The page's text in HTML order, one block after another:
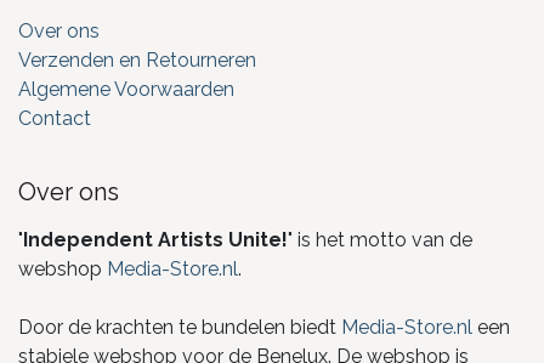
Over ons
Verzenden en Retourneren
Algemene Voorwaarden
Contact
Over ons
"Independent Artists Unite!" is het motto van de
webshop Media-Store.nl.
Door de krachten te bundelen biedt Media-Store.nl een
stabiele webshop voor de Benelux. De webshop is